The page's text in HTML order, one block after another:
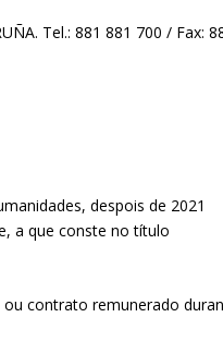
Tel.: 881 881 700 / Fax:
despois de 2021
a que conste no título
ou contrato remunerado